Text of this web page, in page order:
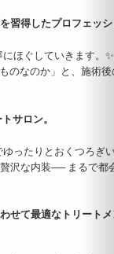
習得したプロフェッシ
ほぐしていきます。
のなのか」と、施術後
サロン。
ったりとおくつろぎ
沢な内装── まるで都
せて最適なトリート